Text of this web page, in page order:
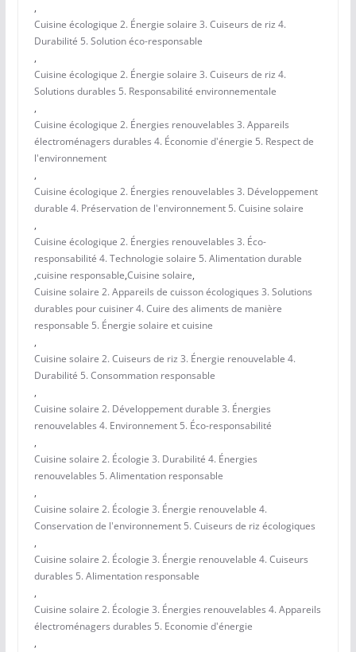
,
Cuisine écologique 2. Énergie solaire 3. Cuiseurs de riz 4.
Durabilité 5. Solution éco-responsable
,
Cuisine écologique 2. Énergie solaire 3. Cuiseurs de riz 4.
Solutions durables 5. Responsabilité environnementale
,
Cuisine écologique 2. Énergies renouvelables 3. Appareils
électroménagers durables 4. Économie d'énergie 5. Respect de
l'environnement
,
Cuisine écologique 2. Énergies renouvelables 3. Développement
durable 4. Préservation de l'environnement 5. Cuisine solaire
,
Cuisine écologique 2. Énergies renouvelables 3. Éco-
responsabilité 4. Technologie solaire 5. Alimentation durable
,cuisine responsable,Cuisine solaire,
Cuisine solaire 2. Appareils de cuisson écologiques 3. Solutions
durables pour cuisiner 4. Cuire des aliments de manière
responsable 5. Énergie solaire et cuisine
,
Cuisine solaire 2. Cuiseurs de riz 3. Énergie renouvelable 4.
Durabilité 5. Consommation responsable
,
Cuisine solaire 2. Développement durable 3. Énergies
renouvelables 4. Environnement 5. Éco-responsabilité
,
Cuisine solaire 2. Écologie 3. Durabilité 4. Énergies
renouvelables 5. Alimentation responsable
,
Cuisine solaire 2. Écologie 3. Énergie renouvelable 4.
Conservation de l'environnement 5. Cuiseurs de riz écologiques
,
Cuisine solaire 2. Écologie 3. Énergie renouvelable 4. Cuiseurs
durables 5. Alimentation responsable
,
Cuisine solaire 2. Écologie 3. Énergies renouvelables 4. Appareils
électroménagers durables 5. Economie d'énergie
,